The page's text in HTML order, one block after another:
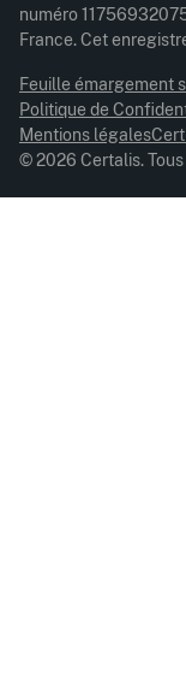
numéro
France. Cet
© 2026 Certalis.
Feuille émargement
Politique de
Mentions légales